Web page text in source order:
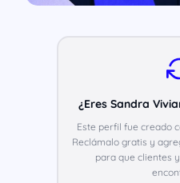
¿Eres Sandra
Este perfil fue creado
Reclámalo gratis y
para que clientes